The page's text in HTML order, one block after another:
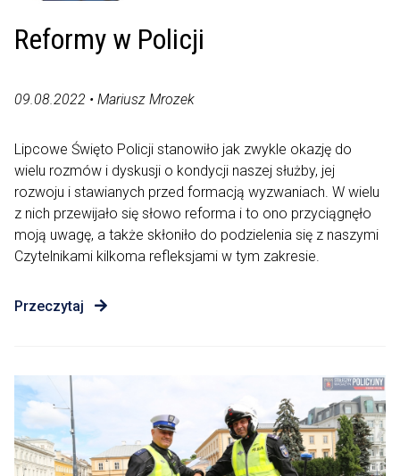
Reformy w Policji
09.08.2022 • Mariusz Mrozek
Lipcowe Święto Policji stanowiło jak zwykle okazję do
wielu rozmów i dyskusji o kondycji naszej służby, jej
rozwoju i stawianych przed formacją wyzwaniach. W wielu
z nich przewijało się słowo reforma i to ono przyciągnęło
moją uwagę, a także skłoniło do podzielenia się z naszymi
Czytelnikami kilkoma refleksjami w tym zakresie.
Przeczytaj